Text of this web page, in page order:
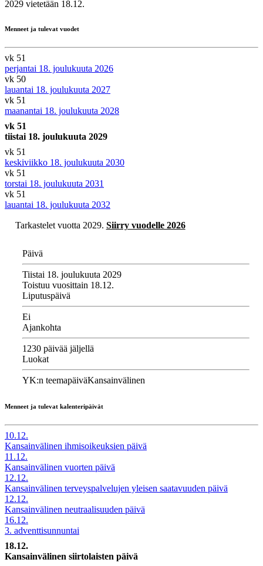
2029 vietetään 18.12.
Menneet ja tulevat vuodet
vk 51
perjantai 18. joulukuuta 2026
vk 50
lauantai 18. joulukuuta 2027
vk 51
maanantai 18. joulukuuta 2028
vk 51
tiistai 18. joulukuuta 2029
vk 51
keskiviikko 18. joulukuuta 2030
vk 51
torstai 18. joulukuuta 2031
vk 51
lauantai 18. joulukuuta 2032
Tarkastelet vuotta 2029. Siirry vuodelle 2026
Päivä
Tiistai 18. joulukuuta 2029
Toistuu vuosittain 18.12.
Liputuspäivä
Ei
Ajankohta
1230 päivää jäljellä
Luokat
YK:n teemapäiväKansainvälinen
Menneet ja tulevat kalenteripäivät
10.12.
Kansainvälinen ihmisoikeuksien päivä
11.12.
Kansainvälinen vuorten päivä
12.12.
Kansainvälinen terveyspalvelujen yleisen saatavuuden päivä
12.12.
Kansainvälinen neutraalisuuden päivä
16.12.
3. adventtisunnuntai
18.12.
Kansainvälinen siirtolaisten päivä